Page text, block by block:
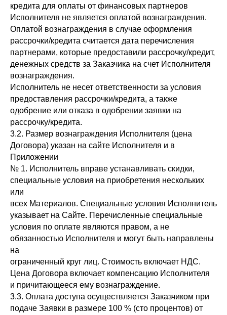
кредита для оплаты от финансовых партнеров
Исполнителя не является оплатой вознаграждения.
Оплатой вознаграждения в случае оформления
рассрочки/кредита считается дата перечисления
партнерами, которые предоставили рассрочку/кредит,
денежных средств за Заказчика на счет Исполнителя
вознаграждения.
Исполнитель не несет ответственности за условия
предоставления рассрочки/кредита, а также
одобрение или отказа в одобрении заявки на
рассрочку/кредита.
3.2. Размер вознаграждения Исполнителя (цена
Договора) указан на сайте Исполнителя и в
Приложении
№ 1. Исполнитель вправе устанавливать скидки,
специальные условия на приобретения нескольких
или
всех Материалов. Специальные условия Исполнитель
указывает на Сайте. Перечисленные специальные
условия по оплате являются правом, а не
обязанностью Исполнителя и могут быть направлены
на
ограниченный круг лиц. Стоимость включает НДС.
Цена Договора включает компенсацию Исполнителя
и причитающееся ему вознаграждение.
3.3. Оплата доступа осуществляется Заказчиком при
подаче Заявки в размере 100 % (сто процентов) от